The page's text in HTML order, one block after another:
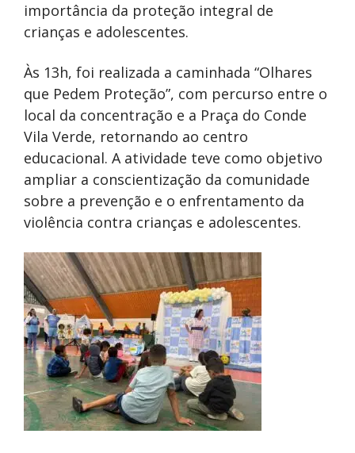
importância da proteção integral de
crianças e adolescentes.
Às 13h, foi realizada a caminhada “Olhares
que Pedem Proteção”, com percurso entre o
local da concentração e a Praça do Conde
Vila Verde, retornando ao centro
educacional. A atividade teve como objetivo
ampliar a conscientização da comunidade
sobre a prevenção e o enfrentamento da
violência contra crianças e adolescentes.